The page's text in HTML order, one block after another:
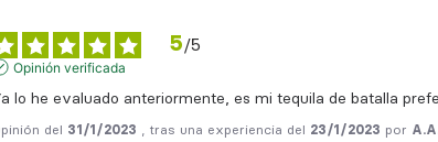
5/5
Opinión verificada
lo he evaluado anteriormente, es mi tequila de batalla
del 31/1/2023 , tras una experiencia del 23/1/2023 por